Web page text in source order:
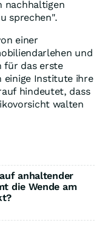
nachhaltigen
sprechen".
einer
und
für das erste
einige Institute ihre
hindeutet, dass
walten
anhaltender
die Wende am